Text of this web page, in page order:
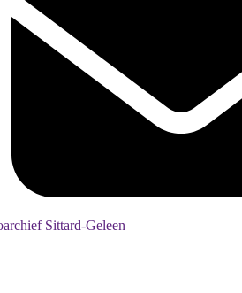
Sittard-Geleen